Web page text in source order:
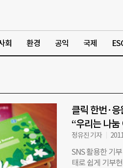
회 환경 공익 국제
클릭 한번·
“우리는 나눔
정유진 기자
SNS 활용한 기
태로 쉽게 기부